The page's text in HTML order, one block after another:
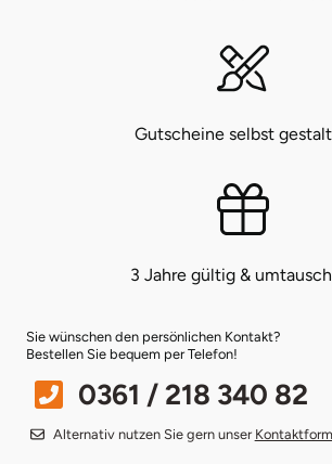
Gutscheine selbst
3 Jahre gültig &
Sie wünschen den persönlichen Kontakt?
Bestellen Sie bequem per Telefon!
0361 / 218 340 82
Alternativ nutzen Sie gern unser
Coburg
Cottbus
Strausberg (Berlin/Brandenburg)
Sömmerda
Witterda